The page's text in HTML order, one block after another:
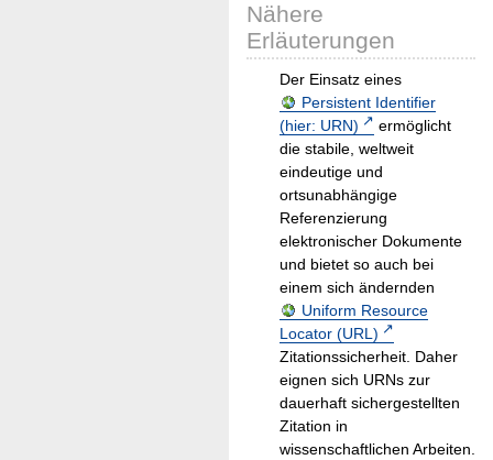
Nähere
Erläuterungen
Der Einsatz eines
Persistent Identifier
(hier: URN)
ermöglicht
die stabile, weltweit
eindeutige und
ortsunabhängige
Referenzierung
elektronischer Dokumente
und bietet so auch bei
einem sich ändernden
Uniform Resource
Locator (URL)
Zitationssicherheit. Daher
eignen sich URNs zur
dauerhaft sichergestellten
Zitation in
wissenschaftlichen Arbeiten.